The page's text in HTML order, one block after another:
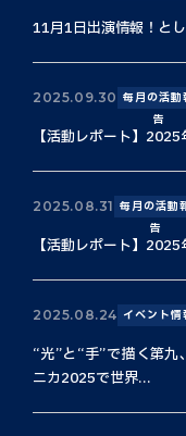
11月1日出演情報！と
2025.09.30 毎月の活動
告
【活動レポート】2025
2025.08.31 毎月の活動
告
【活動レポート】2025
2025.08.24 イベント情
“光”と“手”で描く第
ニカ2025で世界...